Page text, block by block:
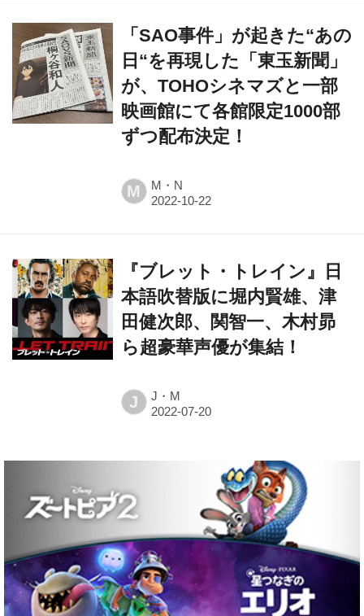
「SAO事件」が起きた“あの
日“を再現した「東玉新聞」
が、TOHOシネマズと一部
映画館にて各館限定1000部
ずつ配布決定！
M M・N
『ブレット・トレイン』日
本語吹替版に堀内賢雄、津
田健次郎、関智一、木村昴
ら超豪華声優が集結！
J J・M